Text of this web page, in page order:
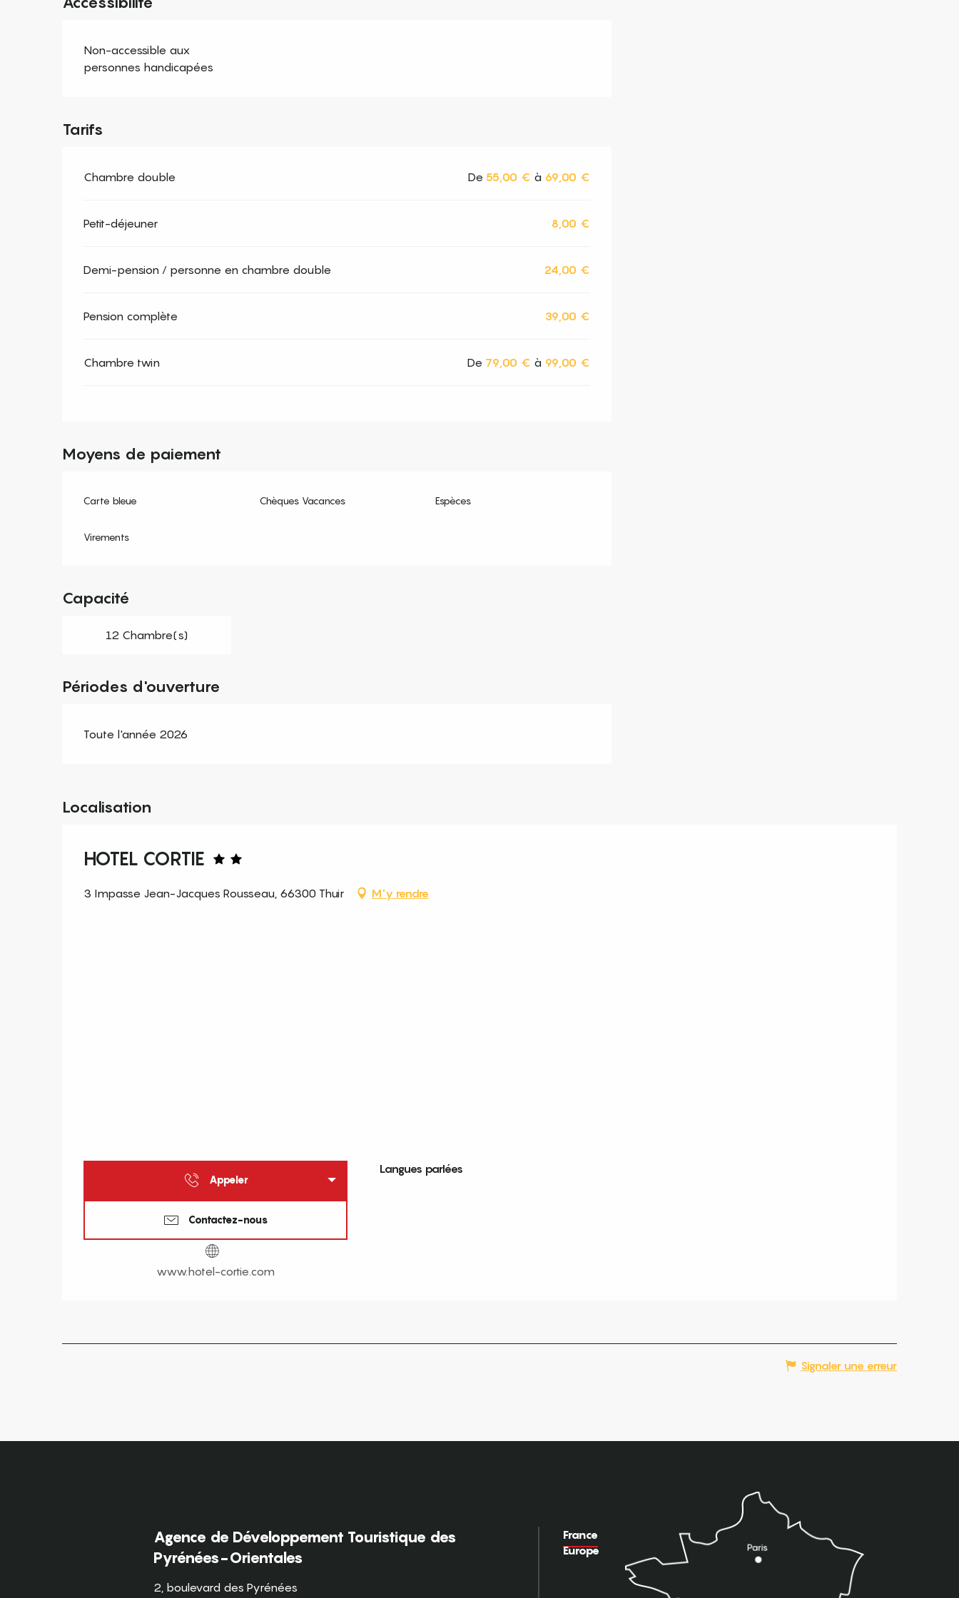
Non-accessible aux
personnes handicapées
Tarifs
Chambre double De 55,00 € à 69,00 €
Petit-déjeuner 8,00 €
Demi-pension / personne en chambre double 24,00 €
Pension complète 39,00 €
Chambre twin De 79,00 € à 99,00 €
Moyens de paiement
Carte bleue Chèques Vacances Espèces
Virements
Capacité
12 Chambre(s)
Périodes d'ouverture
Toute l'année 2026
Localisation
HOTEL CORTIE
3 Impasse Jean-Jacques Rousseau, 66300 Thuir M'y rendre
Appeler
Contactez-nous
www.hotel-cortie.com
Langues parlées
Langues parlées
Signaler une erreur
Agence de Développement Touristique des
Pyrénées-Orientales
2, boulevard des Pyrénées
France
Europe